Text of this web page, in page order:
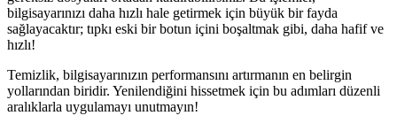
bilgisayarınızı daha hızlı hale getirmek için büyük bir fayda
sağlayacaktır; tıpkı eski bir botun içini boşaltmak gibi, daha hafif ve
hızlı!
Temizlik, bilgisayarınızın performansını artırmanın en belirgin
yollarından biridir. Yenilendiğini hissetmek için bu adımları düzenli
aralıklarla uygulamayı unutmayın!